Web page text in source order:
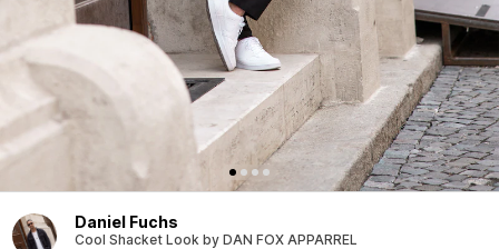
Daniel Fuchs
Cool Shacket Look by DAN FOX APPARREL